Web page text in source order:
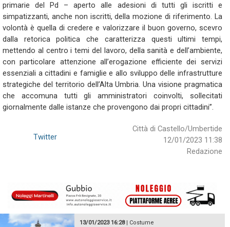
primarie del Pd – aperto alle adesioni di tutti gli iscritti e
simpatizzanti, anche non iscritti, della mozione di riferimento. La
volontà è quella di credere e valorizzare il buon governo, scevro
dalla retorica politica che caratterizza questi ultimi tempi,
mettendo al centro i temi del lavoro, della sanità e dell’ambiente,
con particolare attenzione all’erogazione efficiente dei servizi
essenziali a cittadini e famiglie e allo sviluppo delle infrastrutture
strategiche del territorio dell’Alta Umbria. Una visione pragmatica
che accomuna tutti gli amministratori coinvolti, sollecitati
giornalmente dalle istanze che provengono dai propri cittadini”.
Città di Castello/Umbertide
12/01/2023 11:38
Redazione
Twitter
13/01/2023 16:28| Costume